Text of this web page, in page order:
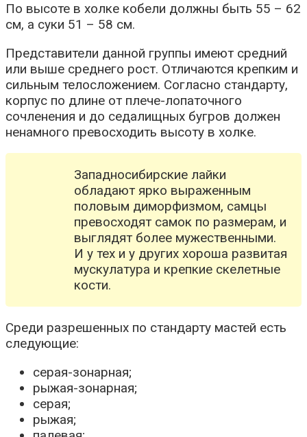
По высоте в холке кобели должны быть 55 – 62
см, а суки 51 – 58 см.
Представители данной группы имеют средний
или выше среднего рост. Отличаются крепким и
сильным телосложением. Согласно стандарту,
корпус по длине от плече-лопаточного
сочленения и до седалищных бугров должен
ненамного превосходить высоту в холке.
Западносибирские лайки
обладают ярко выраженным
половым диморфизмом, самцы
превосходят самок по размерам, и
выглядят более мужественными.
И у тех и у других хороша развитая
мускулатура и крепкие скелетные
кости.
Среди разрешенных по стандарту мастей есть
следующие:
серая-зонарная;
рыжая-зонарная;
серая;
рыжая;